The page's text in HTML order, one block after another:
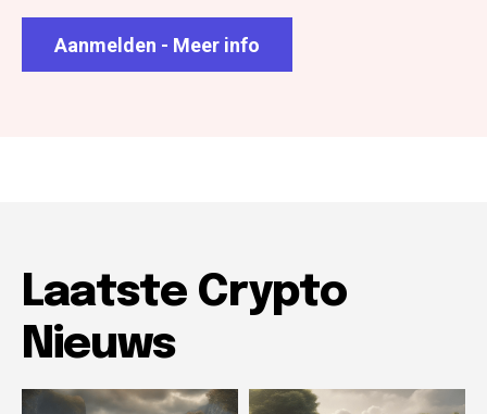
Aanmelden - Meer info
Laatste Crypto
Nieuws